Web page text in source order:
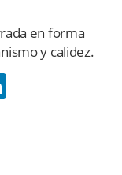
en forma
y calidez.